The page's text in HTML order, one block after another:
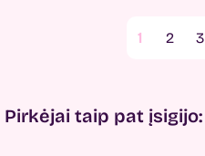
1 2 3
Pirkėjai taip pat įsigijo: